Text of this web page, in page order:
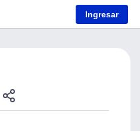
Ingresar